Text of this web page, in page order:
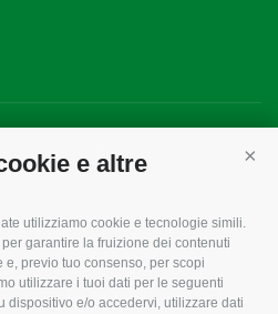
e altre
utilizziamo cookie e tecnologie simili.
garantire la fruizione dei contenuti
previo tuo consenso, per scopi
utilizzare i tuoi dati per le seguenti
dispositivo e/o accedervi, utilizzare dati
CONFAGRICOLTURA
INFORMA
Tecnico